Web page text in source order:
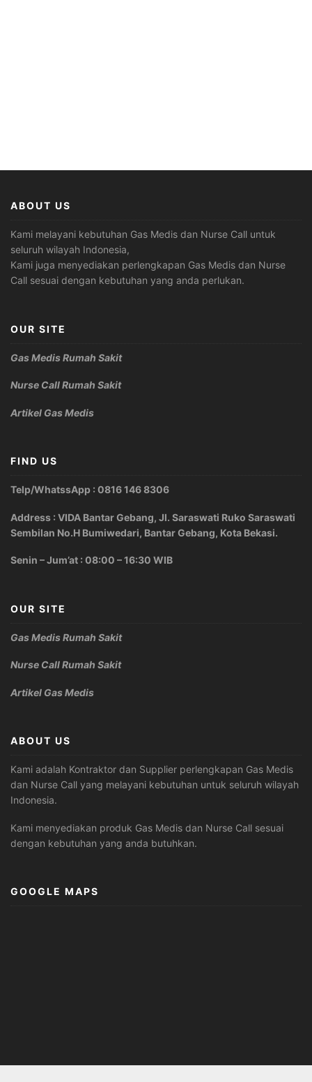
ABOUT US
Kami melayani kebutuhan Gas Medis dan Nurse Call untuk
seluruh wilayah Indonesia,
Kami juga menyediakan perlengkapan Gas Medis dan Nurse
Call sesuai dengan kebutuhan yang anda perlukan.
OUR SITE
Gas Medis Rumah Sakit
Nurse Call Rumah Sakit
Artikel Gas Medis
FIND US
Telp/WhatssApp : 0816 146 8306
Address : VIDA Bantar Gebang, Jl. Saraswati Ruko Saraswati
Sembilan No.H Bumiwedari, Bantar Gebang, Kota Bekasi.
Senin – Jum’at : 08:00 – 16:30 WIB
OUR SITE
Gas Medis Rumah Sakit
Nurse Call Rumah Sakit
Artikel Gas Medis
ABOUT US
Kami adalah Kontraktor dan Supplier perlengkapan Gas Medis
dan Nurse Call yang melayani kebutuhan untuk seluruh wilayah
Indonesia.
Kami menyediakan produk Gas Medis dan Nurse Call sesuai
dengan kebutuhan yang anda butuhkan.
GOOGLE MAPS